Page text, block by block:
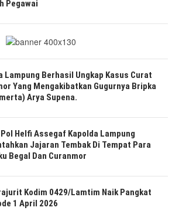
Pegawai
Lampung Berhasil Ungkap Kasus Curat
Yang Mengakibatkan Gugurnya Bripka
Arya Supena.
Pol Helfi Assegaf Kapolda Lampung
Jajaran Tembak Di Tempat Para
Begal Dan Curanmor
Kodim 0429/Lamtim Naik Pangkat
1 April 2026